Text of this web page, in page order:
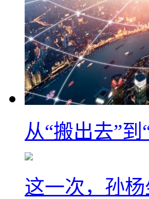
从“搬出去”
这一次，孙